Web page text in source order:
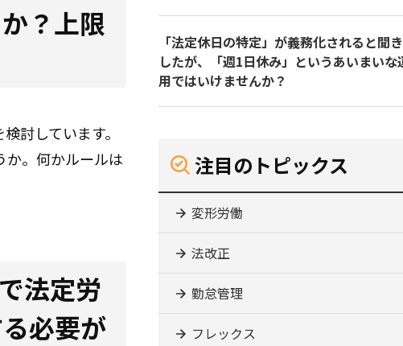
？上限
討しています。
か。何かルールは
法定労
必要が
「法定休日の特定」が義務化されると聞
したが、「週1日休み」というあいまいな
用ではいけませんか？
注目のトピックス
変形労働
法改正
勤怠管理
フレックス